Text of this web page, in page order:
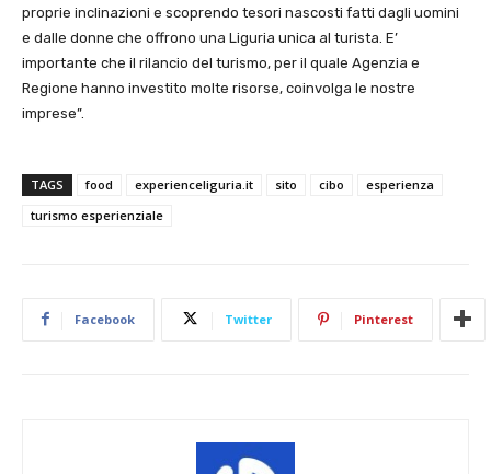
proprie inclinazioni e scoprendo tesori nascosti fatti dagli uomini
e dalle donne che offrono una Liguria unica al turista. E’
importante che il rilancio del turismo, per il quale Agenzia e
Regione hanno investito molte risorse, coinvolga le nostre
imprese”.
TAGS food experienceliguria.it sito cibo
esperienza
turismo esperienziale
Facebook Twitter Pinterest